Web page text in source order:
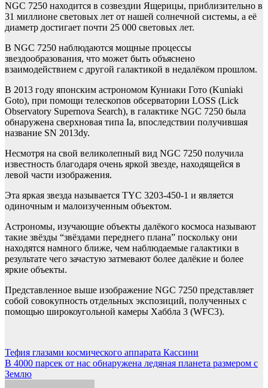
NGC 7250 находится в созвездии Ящерицы, приблизительно в
31 миллионе световых лет от нашей солнечной системы, а её
диаметр достигает почти 25 000 световых лет.
В NGC 7250 наблюдаются мощные процессы
звездообразования, что может быть объяснено
взаимодействием с другой галактикой в недалёком прошлом.
В 2013 году японским астрономом Куниаки Гото (Kuniaki
Goto), при помощи телескопов обсерватории LOSS (Lick
Observatory Supernova Search), в галактике NGC 7250 была
обнаружена сверхновая типа Ia, впоследствии получившая
название SN 2013dy.
Несмотря на свой великолепный вид NGC 7250 получила
известность благодаря очень яркой звезде, находящейся в
левой части изображения.
Эта яркая звезда называется TYC 3203-450-1 и является
одиночным и малоизученным объектом.
Астрономы, изучающие объекты далёкого космоса называют
такие звёзды “звёздами переднего плана” поскольку они
находятся намного ближе, чем наблюдаемые галактики в
результате чего зачастую затмевают более далёкие и более
яркие объекты.
Представленное выше изображение NGC 7250 представляет
собой совокупность отдельных экспозиций, полученных с
помощью широкоугольной камеры Хаббла 3 (WFC3).
Навигация
по
Тефия глазами космического аппарата Кассини
В 4000 парсек от нас обнаружена ледяная планета размером с
Землю